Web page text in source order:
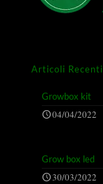
Articoli Recenti
Growbox kit
04/04/2022
Grow box led
30/03/2022